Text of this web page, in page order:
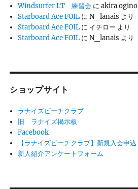
Windsurfer LT 練習会 にakira ogino
Starboard Ace FOIL にN_lanais より
Starboard Ace FOIL に イチロー より
Starboard Ace FOIL にN_lanais より
ショップサイト
ラナイズビーチクラブ
旧 ラナイズ掲示板
Facebook
【ラナイズビーチクラブ】新規入会申込
新人紹介アンケートフォーム